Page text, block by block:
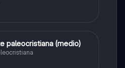
paleocristiana (medio)